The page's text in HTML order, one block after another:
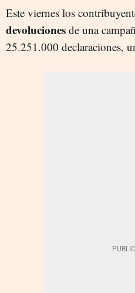
Este viernes los
devoluciones de una
25.251.000 declaraciones,